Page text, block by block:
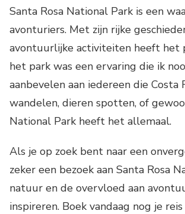
Santa Rosa National Park is een
avonturiers. Met zijn rijke
avontuurlijke activiteiten heeft het
het park was een ervaring die ik
aanbevelen aan iedereen die
wandelen, dieren spotten, of
National Park heeft het allemaal.
Als je op zoek bent naar een
zeker een bezoek aan Santa Rosa
natuur en de overvloed aan
inspireren. Boek vandaag nog je